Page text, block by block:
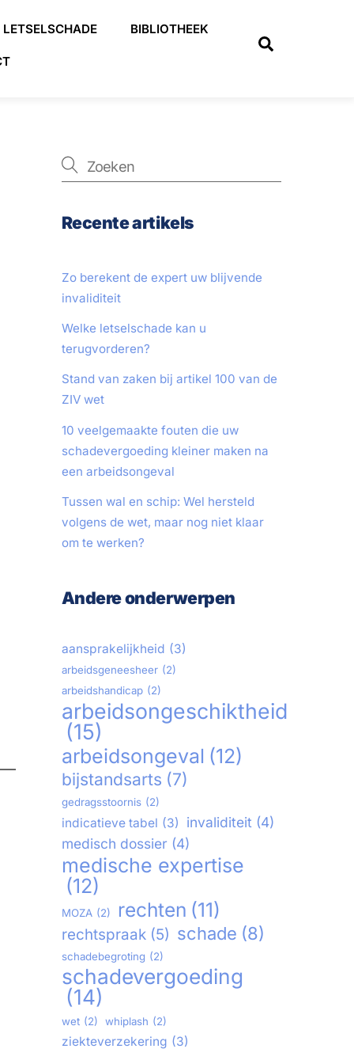
LETSELSCHADE BIBLIOTHEEK
Recente artikels
Zo berekent de expert uw blijvende
invaliditeit
Welke letselschade kan u
terugvorderen?
Stand van zaken bij artikel 100 van de
ZIV wet
10 veelgemaakte fouten die uw
schadevergoeding kleiner maken na
een arbeidsongeval
Tussen wal en schip: Wel hersteld
volgens de wet, maar nog niet klaar
om te werken?
Andere onderwerpen
aansprakelijkheid (3)
arbeidsgeneesheer (2)
arbeidshandicap (2)
arbeidsongeschiktheid
(15)
arbeidsongeval (12)
bijstandsarts (7)
gedragsstoornis (2)
indicatieve tabel (3) invaliditeit (4)
medisch dossier (4)
medische expertise
(12)
MOZA (2) rechten (11)
rechtspraak (5) schade (8)
schadebegroting (2)
schadevergoeding
(14)
wet (2) whiplash (2)
ziekteverzekering (3)